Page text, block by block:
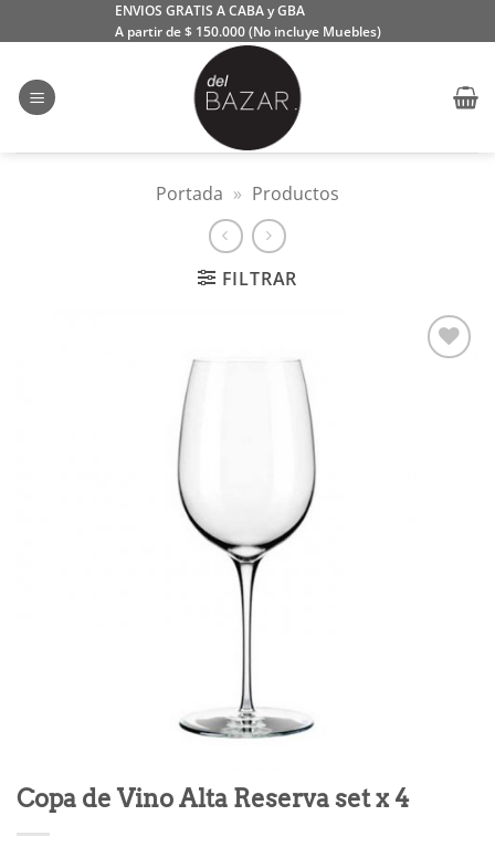
al
ENVIOS GRATIS A CABA y GBA
A partir de $ 150.000 (No incluye Muebles)
Portada » Productos
FILTRAR
Copa de Vino Alta Reserva set x 4